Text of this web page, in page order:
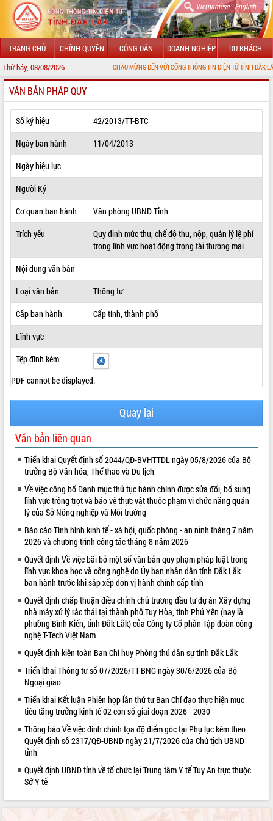
Vietnamese| English
TRANG CHỦ CHÍNH QUYỀN CÔNG DÂN DOANH NGHIỆP DU KHÁCH
Thứ bảy, 08/08/2026 CHÀO MỪNG ĐẾN VỚI CỔNG THÔNG TIN ĐIỆN TỬ TỈNH ĐẮK LẮK
GIỚI THIỆU
LÃNH ĐẠO UBND TỈNH
TIN TỨC SỰ KIỆN
SỞ, BAN, NGÀNH
UBND CÁC XÃ, PHƯỜNG
THÔNG TIN CHỈ ĐẠO ĐIỀU HÀNH
HỆ THỐNG VĂN BẢN
VĂN BẢN HĐND TỈNH
ĐIỂM TIN VĂN BẢN
QUY HOẠCH - KẾ HOẠCH
VIDEO
Khám bệnh, cấp phát thuốc miễn phí
và tặng quà người dân xã Cư Pui
Hội nghị UBND tỉnh Đắk Lắk thường kỳ
tháng 7/2026
Lễ truy tặng danh hiệu “Bà Mẹ Việt
Nam Anh hùng” và trao Huân chương
Lao động
UBND tỉnh Đắk Lắk triển khai nhiệm
Kỳ họp thứ Hai, Hội đồng nhân dân
ALBUM ẢNH
VĂN BẢN PHÁP QUY
Số ký hiệu
42/2013/TT-BTC
Ngày ban hành
11/04/2013
Ngày hiệu lực
Người Ký
Cơ quan ban hành
Văn phòng UBND Tỉnh
Trích yếu
Quy định mức thu, chế độ thu, nộp, quản lý lệ phí
trong lĩnh vực hoạt động trọng tài thương mại
Nội dung văn bản
Loại văn bản
Thông tư
Cấp ban hành
Cấp tỉnh, thành phố
Lĩnh vực
Tệp đính kèm
PDF cannot be displayed.
Quay lại
Văn bản liên quan
Triển khai Quyết định số 2044/QĐ-BVHTTDL ngày 05/8/2026 của Bộ
trưởng Bộ Văn hóa, Thể thao và Du lịch
Về việc công bố Danh mục thủ tục hành chính được sửa đổi, bổ sung
lĩnh vực trồng trọt và bảo vệ thực vật thuộc phạm vi chức năng quản
lý của Sở Nông nghiệp và Môi trường
Báo cáo Tình hình kinh tế - xã hội, quốc phòng - an ninh tháng 7 năm
2026 và chương trình công tác tháng 8 năm 2026
Quyết định Về việc bãi bỏ một số văn bản quy phạm pháp luật trong
lĩnh vực khoa học và công nghệ do Ủy ban nhân dân tỉnh Đắk Lắk
ban hành trước khi sắp xếp đơn vị hành chính cấp tỉnh
Quyết định chấp thuận điều chỉnh chủ trương đầu tư dự án Xây dựng
nhà máy xử lý rác thải tại thành phố Tuy Hòa, tỉnh Phú Yên (nay là
phường Bình Kiến, tỉnh Đắk Lắk) của Công ty Cổ phần Tập đoàn công
nghệ T-Tech Việt Nam
Quyết định kiện toàn Ban Chỉ huy Phòng thủ dân sự tỉnh Đắk Lắk
Triển khai Thông tư số 07/2026/TT-BNG ngày 30/6/2026 của Bộ
Ngoại giao
Triển khai Kết luận Phiên họp lần thứ tư Ban Chỉ đạo thực hiện mục
tiêu tăng trưởng kinh tế 02 con số giai đoạn 2026 - 2030
Thông báo Về việc đính chính tọa độ điểm góc tại Phụ lục kèm theo
Quyết định số 2317/QĐ-UBND ngày 21/7/2026 của Chủ tịch UBND
tỉnh
Quyết định UBND tỉnh về tổ chức lại Trung tâm Y tế Tuy An trực thuộc
Sở Y tế